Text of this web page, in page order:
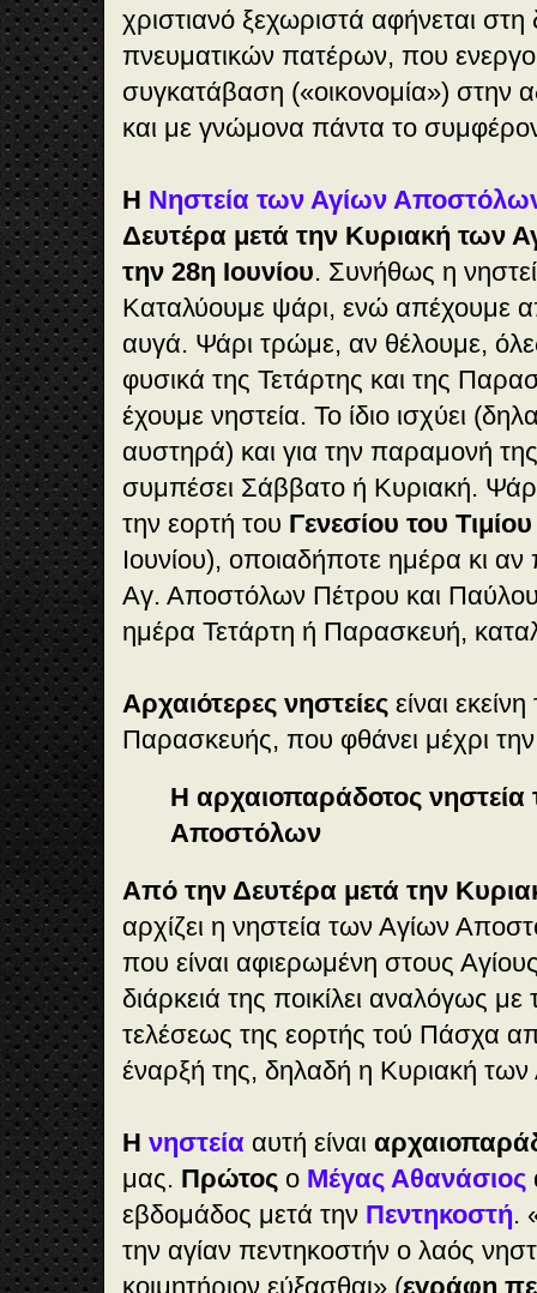
χριστιανό ξεχωριστά αφήνεται στη
πνευματικών πατέρων, που
συγκατάβαση («οικονομία») στην
και με γνώμονα πάντα το
Η Νηστεία των Αγίων
Δευτέρα μετά την Κυριακή των
την 28η Ιουνίου. Συνήθως η
Καταλύουμε ψάρι, ενώ απέχουμε
αυγά. Ψάρι τρώμε, αν θέλουμε,
φυσικά της Τετάρτης και της
έχουμε νηστεία. Το ίδιο ισχύει
αυστηρά) και για την παραμονή
συμπέσει Σάββατο ή Κυριακή.
την εορτή του Γενεσίου του
Ιουνίου), οποιαδήποτε ημέρα κι
Αγ. Αποστόλων Πέτρου και Παύλου
ημέρα Τετάρτη ή Παρασκευή,
Αρχαιότερες νηστείες είναι
Παρασκευής, που φθάνει μέχρι
Η αρχαιοπαράδοτος νηστεία
Αποστόλων
Από την Δευτέρα μετά την
αρχίζει η νηστεία των Αγίων
που είναι αφιερωμένη στους
διάρκειά της ποικίλει αναλόγως
τελέσεως της εορτής τού Πάσχα
έναρξή της, δηλαδή η Κυριακή
Η νηστεία αυτή είναι
μας. Πρώτος ο Μέγας Αθανάσιος
εβδομάδος μετά την Πεντηκοστή.
την αγίαν πεντηκοστήν ο λαός
κοιμητήριον εύξασθαι» (εγράφη